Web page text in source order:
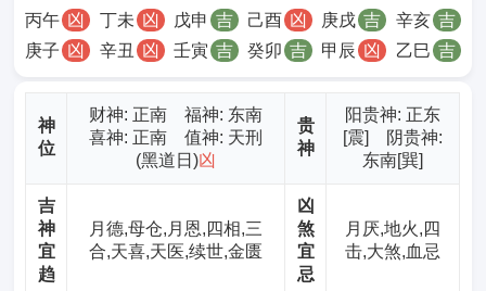
庚子 凶 辛丑 凶 壬寅 吉 癸卯 吉 甲辰 凶 乙巳 吉
丙午 凶 丁未 凶 戊申 吉 己酉 凶 庚戌 吉 辛亥 吉
神
位
财神: 正南 福神: 东南
喜神: 正南 值神: 天刑
(黑道日)凶
贵
神
阳贵神: 正东
[震] 阴贵神:
东南[巽]
吉
神
宜
趋
月德,母仓,月恩,四相,三
合,天喜,天医,续世,金匮
凶
煞
宜
忌
月厌,地火,四
击,大煞,血忌